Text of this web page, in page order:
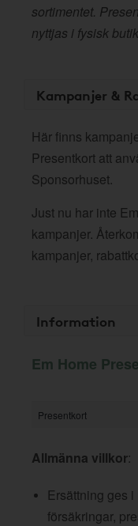
sortimentet.
nyttjas i fysisk
Kampanjer &
Här finns
Presentkort att
Sponsorhuset.
Just nu har inte
kampanjer.
kampanjer,
Information
Em Home
Presentkort
Allmänna villkor:
Ersättning ges
försäkringar,